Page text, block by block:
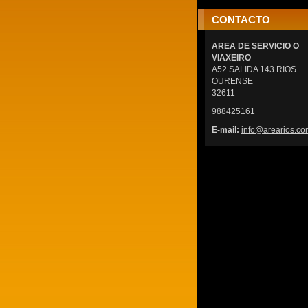
CONTACTO
AREA DE SERVICIO O
VIAXEIRO
A52 SALIDA 143 RIOS
OURENSE
32611
988425161
E-mail: info@arearios.co